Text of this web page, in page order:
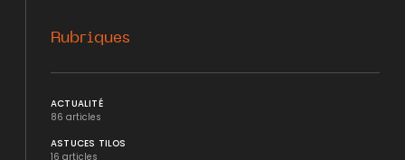
Rubriques
ACTUALITÉ
86 articles
ASTUCES TILOS
16 articles